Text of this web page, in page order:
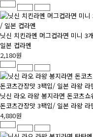
닛신 치킨라멘 머그컵라면 미니 3
일본 컵라멘
2,180원
닛신 라오 라왕 봉지라면 돈코츠쇼
돈코츠간장맛 3팩입/ 일본 라왕 라
4,880원